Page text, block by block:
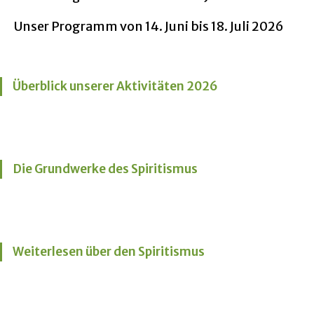
Unser Programm von 14. Juni bis 18. Juli 2026
Überblick unserer Aktivitäten 2026
Die Grundwerke des Spiritismus
Weiterlesen über den Spiritismus